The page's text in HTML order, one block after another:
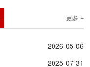
更多 +
2026-05-06
2025-07-31